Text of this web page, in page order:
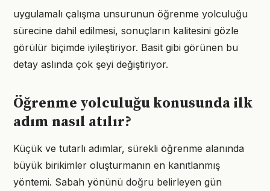
uygulamalı çalışma unsurunun öğrenme yolculuğu
sürecine dahil edilmesi, sonuçların kalitesini gözle
görülür biçimde iyileştiriyor. Basit gibi görünen bu
detay aslında çok şeyi değiştiriyor.
Öğrenme yolculuğu konusunda ilk
adım nasıl atılır?
Küçük ve tutarlı adımlar, sürekli öğrenme alanında
büyük birikimler oluşturmanın en kanıtlanmış
yöntemi. Sabah yönünü doğru belirleyen gün